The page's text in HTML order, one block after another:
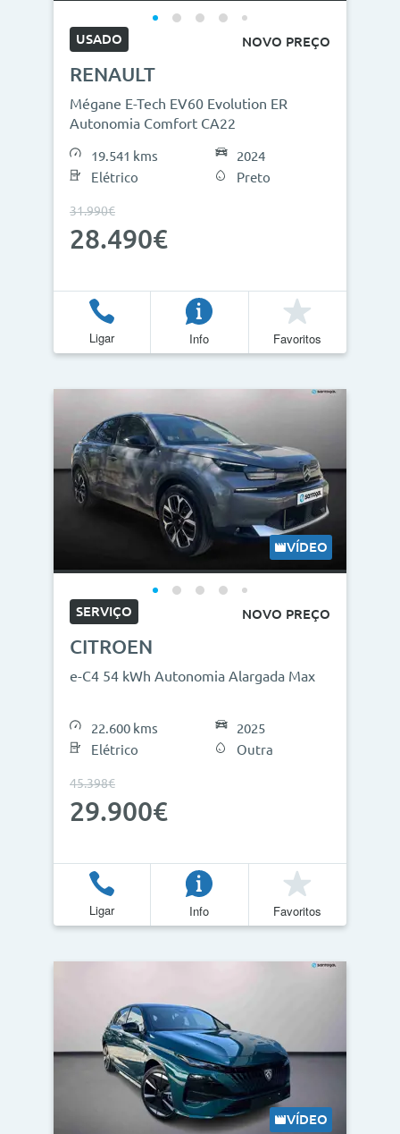
USADO NOVO PREÇO
RENAULT
Mégane E-Tech EV60 Evolution ER
Autonomia Comfort CA22
19.541 kms
Elétrico
2024
Preto
31.990€
28.490€
Ligar Info Favoritos
VÍDEO
SERVIÇO NOVO PREÇO
CITROEN
e-C4 54 kWh Autonomia Alargada Max
22.600 kms
Elétrico
2025
Outra
45.398€
29.900€
Ligar Info Favoritos
VÍDEO